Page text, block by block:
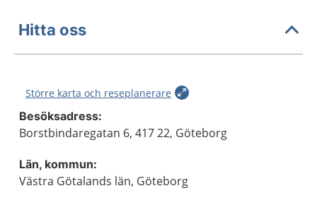
Hitta oss
Större karta och reseplanerare
Besöksadress:
Borstbindaregatan 6, 417 22, Göteborg
Län, kommun:
Västra Götalands län, Göteborg